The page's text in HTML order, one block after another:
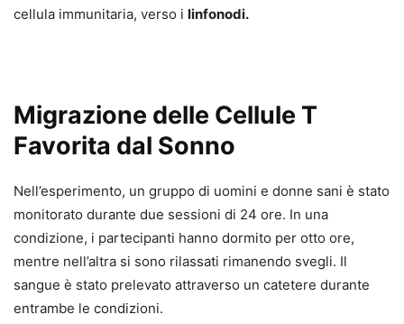
cellula immunitaria, verso i linfonodi.
Migrazione delle Cellule T
Favorita dal Sonno
Nell’esperimento, un gruppo di uomini e donne sani è stato
monitorato durante due sessioni di 24 ore. In una
condizione, i partecipanti hanno dormito per otto ore,
mentre nell’altra si sono rilassati rimanendo svegli. Il
sangue è stato prelevato attraverso un catetere durante
entrambe le condizioni.